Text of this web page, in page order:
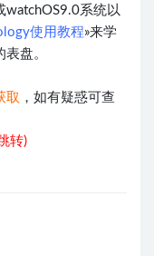
watchOS9.0系统以
使用教程»来学
盘。
取 ，如有疑惑可查
转)